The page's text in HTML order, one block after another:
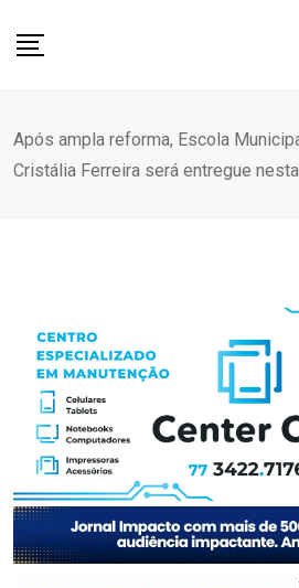
Após ampla reforma, Escola
Cristália Ferreira será entregue